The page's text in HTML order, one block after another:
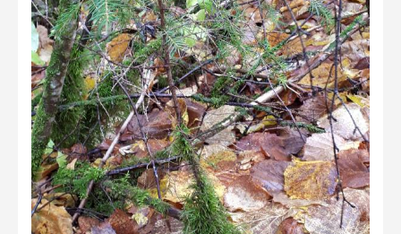
Liikkuvat kuvat 2023
Hiite kuvavõistlus 2022
Hiite kuvavõistlus 2022 lisa
Liikkuvat kuvat 2022
Hiite kuvavõistlus 2021
Liikkuvat kuvat 2021
Hiite kuvavõistlus 2020
Liikkuvat kuvat 2020